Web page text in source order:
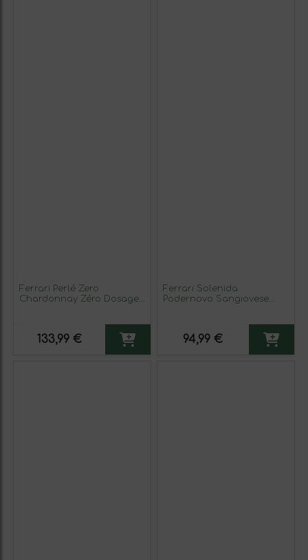
Ferrari Perlé Zero
Chardonnay Zéro Dosage
133,99 €
Ferrari Solenida
Podernovo Sangiovese
94,99 €